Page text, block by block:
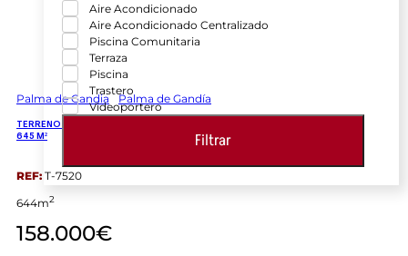
Aire Acondicionado
Aire Acondicionado Centralizado
Piscina Comunitaria
Terraza
Piscina
Trastero
Videoportero
Filtrar
Palma de Gandia Palma de Gandía
TERRENO URBANO EN PALMA DE GANDIA CON UNA SUPERFICIE TOTAL DE
645 M²
REF: T-7520
644m2
158.000€